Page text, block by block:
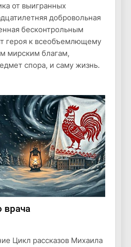
от выигранных
добровольная
бесконтрольным
героя к всеобъемлющему
мирским благам,
спора, и саму жизнь.
врача
Цикл рассказов Михаила